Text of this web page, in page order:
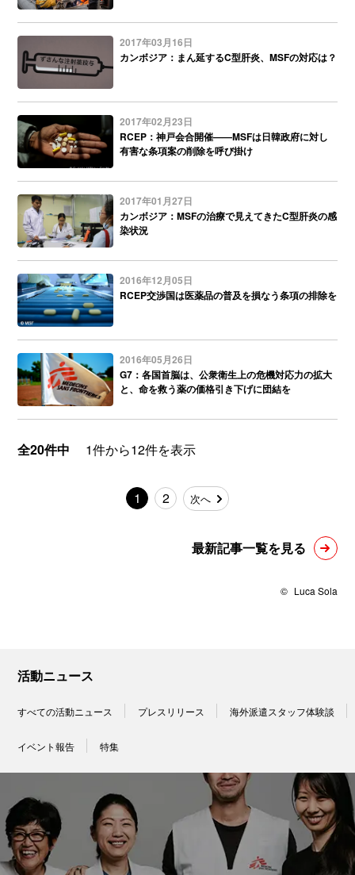
2017年03月16日
カンボジア：まん延するC型肝炎、MSFの対応は？
2017年02月23日
RCEP：神戸会合開催——MSFは日韓政府に対し
有害な条項案の削除を呼び掛け
2017年01月27日
カンボジア：MSFの治療で見えてきたC型肝炎の感
染状況
2016年12月05日
RCEP交渉国は医薬品の普及を損なう条項の排除を
2016年05月26日
G7：各国首脳は、公衆衛生上の危機対応力の拡大
と、命を救う薬の価格引き下げに団結を
全20件中 1件から12件を表示
1 2 次へ
最新記事一覧を見る
© Luca Sola
活動ニュース
すべての活動ニュース プレスリリース 海外派遣スタッフ体験談
イベント報告 特集